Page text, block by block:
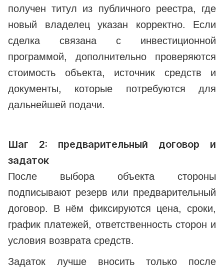
получен титул из публичного реестра, где
новый владелец указан корректно. Если
сделка связана с инвестиционной
программой, дополнительно проверяются
стоимость объекта, источник средств и
документы, которые потребуются для
дальнейшей подачи.
Шаг 2: предварительный договор и
задаток
После выбора объекта стороны
подписывают резерв или предварительный
договор. В нём фиксируются цена, сроки,
график платежей, ответственность сторон и
условия возврата средств.
Задаток лучше вносить только после